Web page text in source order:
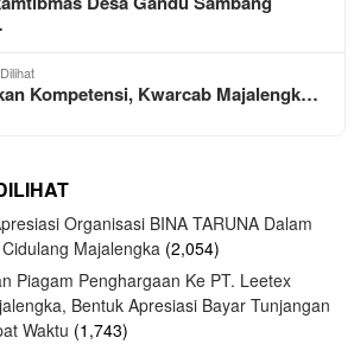
Kompetensi, Kwarcab Majalengk…
Organisasi BINA TARUNA Dalam
Majalengka (2,054)
Piagam Penghargaan Ke PT. Leetex
Bentuk Apresiasi Bayar Tunjangan
Waktu (1,743)